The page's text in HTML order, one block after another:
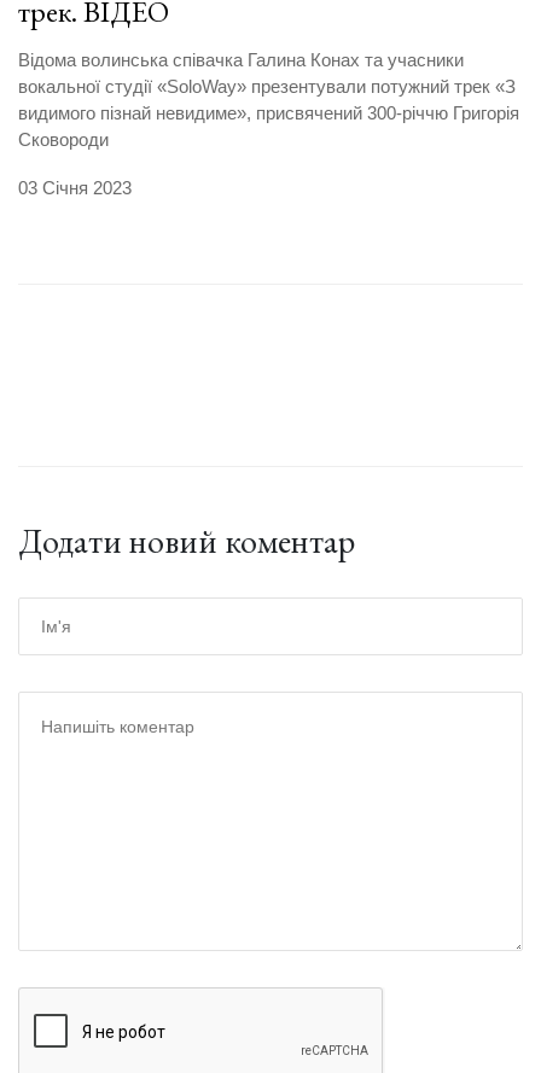
трек. ВІДЕО
Відома волинська співачка Галина Конах та учасники
вокальної студії «SoloWay» презентували потужний трек «З
видимого пізнай невидиме», присвячений 300-річчю Григорія
Сковороди
03 Січня 2023
Додати новий коментар